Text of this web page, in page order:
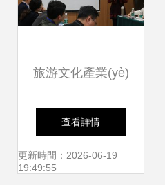
造現(xiàn)場會暨
(tài)研討會
旅游文化產業(yè)
學院在成都成功承
辦會展專業(yè)課
查看詳情
更新時間：2026-06-19
19:49:55